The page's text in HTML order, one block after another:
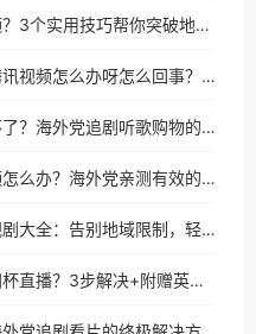
在国外怎么可以看腾讯视频？3个实用技巧帮你突破地域限制（附避坑指南）
海外党必看：国外看不了腾讯视频怎么办呀怎么回事？3步解决地区限制
为什么腾讯视频在国外用不了？海外党追剧听歌购物的终极解决方案
手机在国外看不了腾讯视频怎么办？海外党亲测有效的追剧自由指南
海外看腾讯视频免费的电视剧大全：告别地域限制，轻松追剧的实用指南
瑞士怎么用腾讯视频看欧洲杯直播？3步解决+附赠英国多米音乐爱奇艺省钱攻略